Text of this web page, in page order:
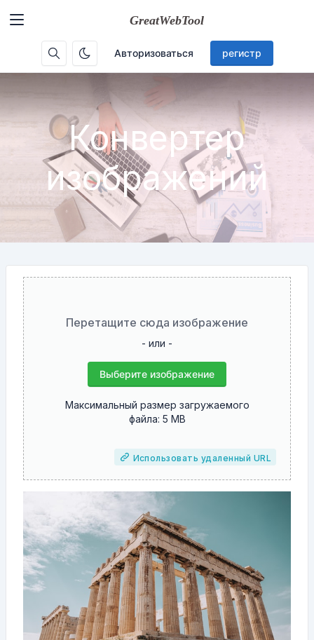
Авторизоваться регистр
Конвертер
изображений
Перетащите сюда изображение
- или -
Выберите изображение
Максимальный размер загружаемого
файла: 5 MB
Использовать удаленный URL